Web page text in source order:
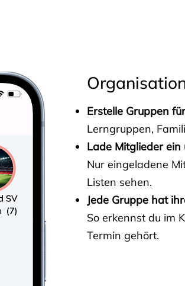
Erstelle Gruppen
Lerngruppen,
Lade Mitglieder ein
Nur eingeladene
Listen sehen.
Jede Gruppe hat
So erkennst du im
Termin gehört.